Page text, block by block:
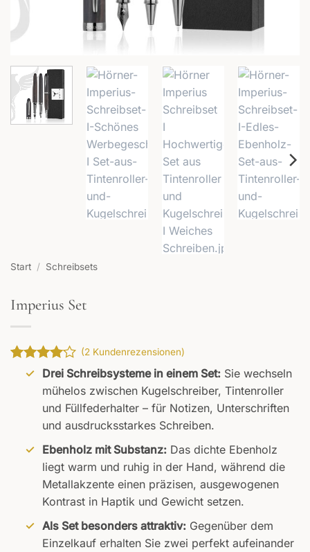
Start / Schreibsets
Imperius Set
Bewertet
von 5,
basierend
(2 Kundenrezensionen)
Drei Schreibsysteme in einem Set:Sie wechseln
mühelos zwischen Kugelschreiber, Tintenroller
und Füllfederhalter – für Notizen, Unterschriften
und ausdrucksstarkes Schreiben.
Ebenholz mit Substanz:Das dichte Ebenholz
liegt warm und ruhig in der Hand, während die
Metallakzente einen präzisen, ausgewogenen
Kontrast in Haptik und Gewicht setzen.
Als Set besonders attraktiv:Gegenüber dem
Einzelkauf erhalten Sie zwei perfekt aufeinander